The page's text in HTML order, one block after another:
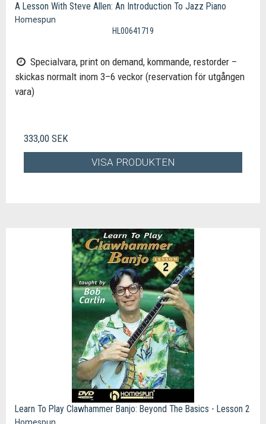
A Lesson With Steve Allen: An Introduction To Jazz Piano
Homespun
HL00641719
Specialvara, print on demand, kommande, restorder –
skickas normalt inom 3–6 veckor (reservation för utgången
vara)
333,00 SEK
VISA PRODUKTEN
Learn To Play Clawhammer Banjo: Beyond The Basics - Lesson 2
Homespun